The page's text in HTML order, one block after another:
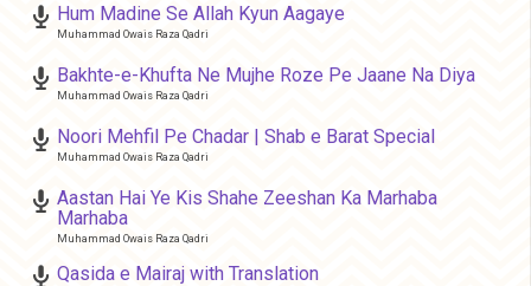
Hum Madine Se Allah Kyun Aagaye
Muhammad Owais Raza Qadri
Bakhte-e-Khufta Ne Mujhe Roze Pe Jaane Na Diya
Muhammad Owais Raza Qadri
Noori Mehfil Pe Chadar | Shab e Barat Special
Muhammad Owais Raza Qadri
Aastan Hai Ye Kis Shahe Zeeshan Ka Marhaba
Marhaba
Muhammad Owais Raza Qadri
Qasida e Mairaj with Translation